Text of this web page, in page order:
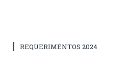
REQUERIMENTOS 2024